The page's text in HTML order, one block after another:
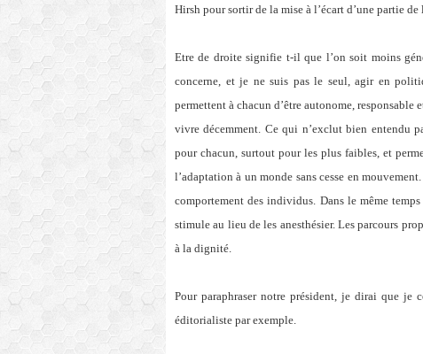
Hirsh pour sortir de la mise à l’écart d’une partie
Etre de droite signifie t-il que l’on soit moins
concerne, et je ne suis pas le seul, agir en
permettent à chacun d’être autonome, responsable
vivre décemment. Ce qui n’exclut bien entendu
pour chacun, surtout pour les plus faibles, et
l’adaptation à un monde sans cesse en
comportement des individus. Dans le même
stimule au lieu de les anesthésier. Les parcours
à la dignité.
Pour paraphraser notre président, je dirai que je
éditorialiste par exemple.